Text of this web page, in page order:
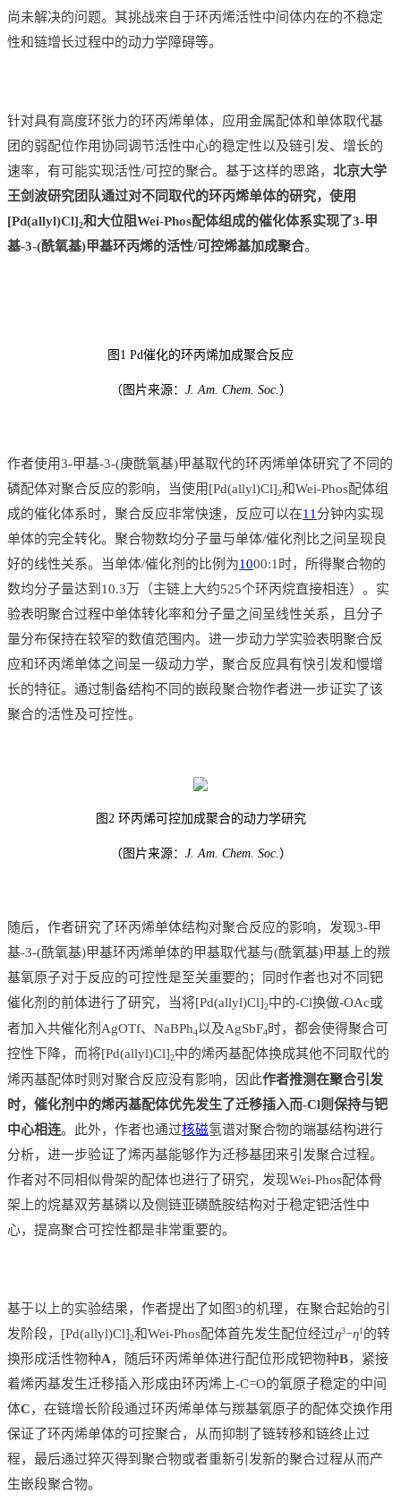
尚未解决的问题。其挑战来自于环丙烯活性中间体内在的不稳定
性和链增长过程中的动力学障碍等。
针对具有高度环张力的环丙烯单体，应用金属配体和单体取代基
团的弱配位作用协同调节活性中心的稳定性以及链引发、增长的
速率，有可能实现活性/可控的聚合。基于这样的思路， 北京大学
王剑波研究团队通过对不同取代的环丙烯单体的研究，使用
[Pd(allyl)Cl]2和大位阻Wei-Phos配体组成的催化体系实现了3-甲
基-3-(酰氧基)甲基环丙烯的活性/可控烯基加成聚合。
图1 Pd催化的环丙烯加成聚合反应
（图片来源： J. Am. Chem. Soc. ）
作者使用3-甲基-3-(庚酰氧基)甲基取代的环丙烯单体研究了不同的
磷配体对聚合反应的影响，当使用[Pd(allyl)Cl]2和Wei-Phos配体组
成的催化体系时，聚合反应非常快速，反应可以在11分钟内实现
单体的完全转化。聚合物数均分子量与单体/催化剂比之间呈现良
好的线性关系。当单体/催化剂的比例为1000:1时，所得聚合物的
数均分子量达到10.3万（主链上大约525个环丙烷直接相连）。实
验表明聚合过程中单体转化率和分子量之间呈线性关系，且分子
量分布保持在较窄的数值范围内。进一步动力学实验表明聚合反
应和环丙烯单体之间呈一级动力学，聚合反应具有快引发和慢增
长的特征。通过制备结构不同的嵌段聚合物作者进一步证实了该
聚合的活性及可控性。
图2 环丙烯可控加成聚合的动力学研究
（图片来源： J. Am. Chem. Soc. ）
随后，作者研究了环丙烯单体结构对聚合反应的影响，发现3-甲
基-3-(酰氧基)甲基环丙烯单体的甲基取代基与(酰氧基)甲基上的羰
基氧原子对于反应的可控性是至关重要的；同时作者也对不同钯
催化剂的前体进行了研究，当将[Pd(allyl)Cl]2中的-Cl换做-OAc或
者加入共催化剂AgOTf、NaBPh4以及AgSbF4时，都会使得聚合可
控性下降，而将[Pd(allyl)Cl]2中的烯丙基配体换成其他不同取代的
烯丙基配体时则对聚合反应没有影响，因此作者推测在聚合引发
时，催化剂中的烯丙基配体优先发生了迁移插入而-Cl则保持与钯
中心相连。此外，作者也通过核磁氢谱对聚合物的端基结构进行
分析，进一步验证了烯丙基能够作为迁移基团来引发聚合过程。
作者对不同相似骨架的配体也进行了研究，发现Wei-Phos配体骨
架上的烷基双芳基磷以及侧链亚磺酰胺结构对于稳定钯活性中
心，提高聚合可控性都是非常重要的。
基于以上的实验结果，作者提出了如图3的机理，在聚合起始的引
发阶段，[Pd(allyl)Cl]2和Wei-Phos配体首先发生配位经过η3−η1 的转
换形成活性物种A，随后环丙烯单体进行配位形成钯物种B，紧接
着烯丙基发生迁移插入形成由环丙烯上-C=O的氧原子稳定的中间
体C，在链增长阶段通过环丙烯单体与羰基氧原子的配体交换作用
保证了环丙烯单体的可控聚合，从而抑制了链转移和链终止过
程，最后通过猝灭得到聚合物或者重新引发新的聚合过程从而产
生嵌段聚合物。